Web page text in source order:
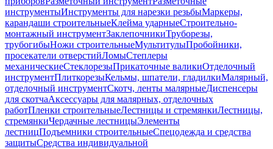
инструментыИнструменты для нарезки резьбыМаркеры,
карандаши строительныеКлейма ударныеСтроительно-
монтажный инструментЗаклепочникиТруборезы,
трубогибыНожи строительныеМультитулыПробойники,
просекатели отверстийЛомыСтеплеры
механическиеСтеклорезыПрикаточные валикиОтделочный
инструментПлиткорезыКельмы, шпатели, гладилкиМалярный,
отделочный инструментСкотч, ленты малярныеДиспенсеры
для скотчаАксессуары для малярных, отделочных
работПленки строительныеЛестницы и стремянкиЛестницы,
стремянкиЧердачные лестницыЭлементы
лестницПодъемники строительныеСпецодежда и средства
защитыСредства индивидуальной